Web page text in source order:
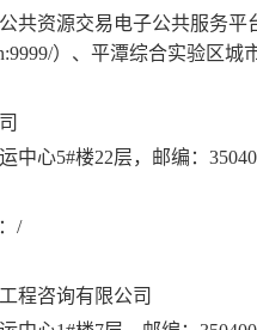
共资源交易电子公共服务平
） 、平潭综合实验区城
中心5#楼22层，邮编：
/
程咨询有限公司